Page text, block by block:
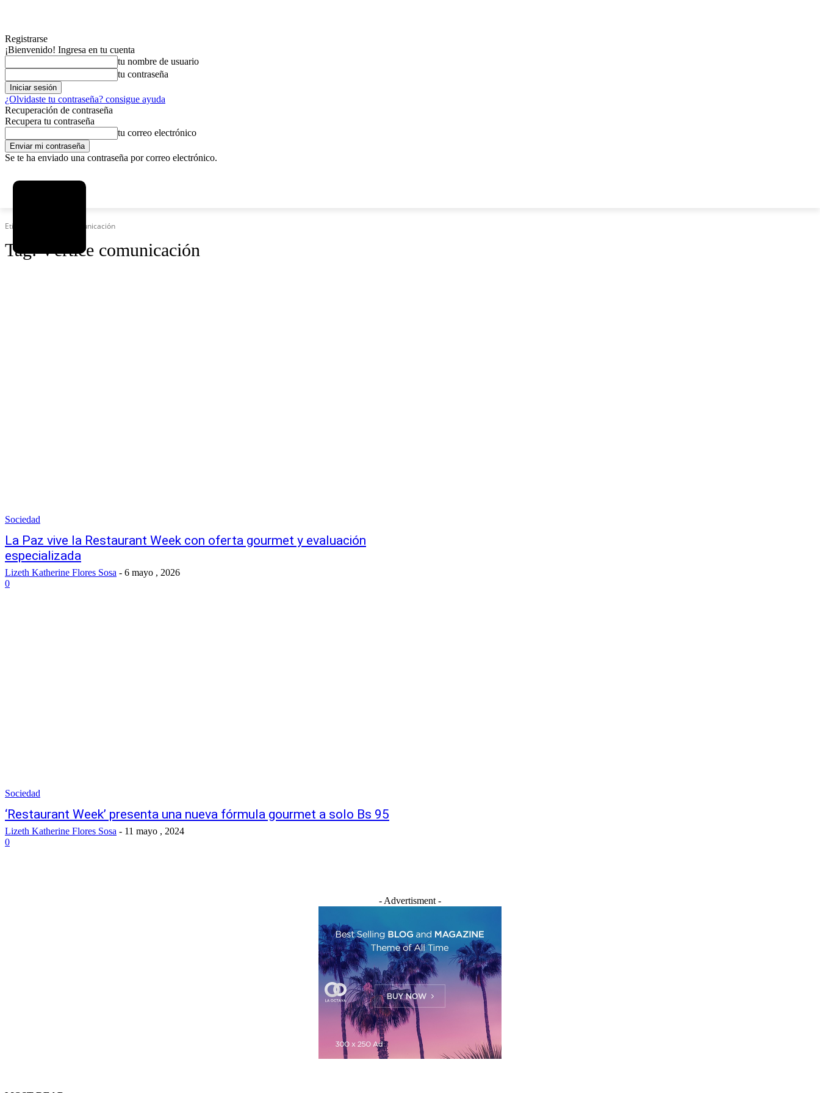
Registrarse
¡Bienvenido! Ingresa en tu cuenta
tu nombre de usuario
tu contraseña
¿Olvidaste tu contraseña? consigue ayuda
Recuperación de contraseña
Recupera tu contraseña
tu correo electrónico
Se te ha enviado una contraseña por correo electrónico.
Etiquetas Vértice comunicación
Tag:Vértice comunicación
Sociedad
La Paz vive la Restaurant Week con oferta gourmet y evaluación
especializada
Lizeth Katherine Flores Sosa - 6 mayo , 2026
0
Sociedad
‘Restaurant Week’ presenta una nueva fórmula gourmet a solo Bs 95
Lizeth Katherine Flores Sosa - 11 mayo , 2024
0
- Advertisment -